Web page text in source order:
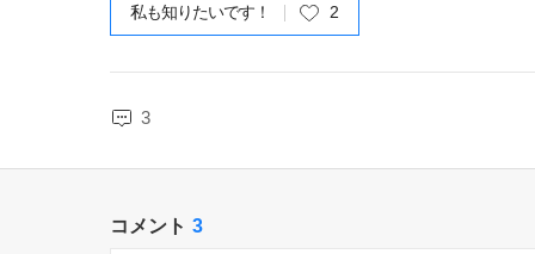
私も知りたいです！ 2
3
コメント 3